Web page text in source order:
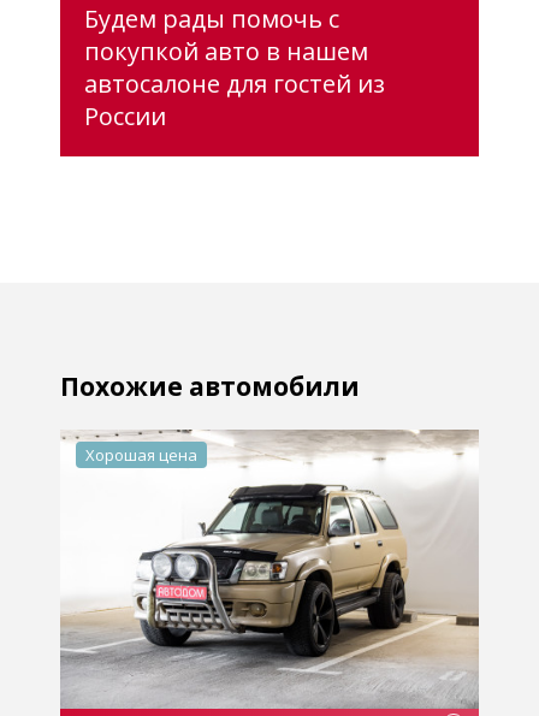
Будем рады помочь с
покупкой авто в нашем
автосалоне для гостей из
России
Похожие автомобили
Хорошая цена